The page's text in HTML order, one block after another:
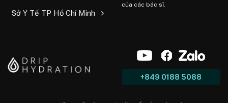
Sở Y Tế TP Hồ Chí Minh
của các bác sĩ.
+849 0188 5088